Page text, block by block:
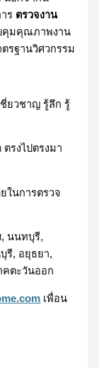
ร ตรวจงาน
คุมคุณภาพงาน
รฐานวิศวกรรม
ยวชาญ รู้ลึก รู้
ตรงไปตรงมา
ในการตรวจ
, นนทบุรี,
รี, อยุธยา,
คตะวันออก
เพื่อน